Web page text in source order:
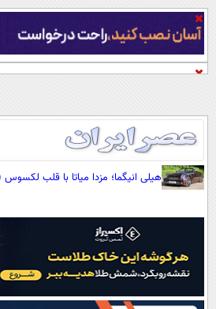
صفحه اول
آرشیو
نظرسنجی
آب و هوا
اوقات شرعی
هیلی انیگما؛ مزدا میاتا با قلب